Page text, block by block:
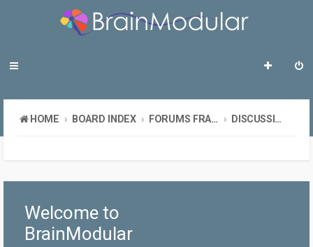
HOME BOARD INDEX FORUMS FRANÇAIS DISCUSSION GÉNÉRALE
Welcome to
BrainModular